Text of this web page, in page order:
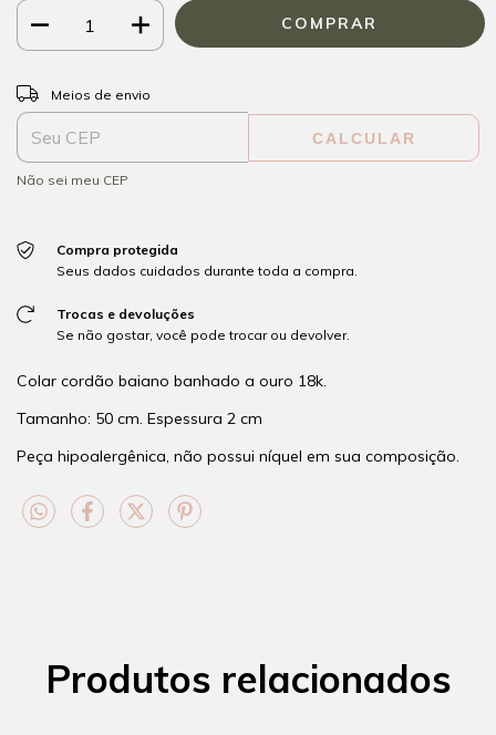
Entregas para o CEP:
Meios de envio
CALCULAR
Não sei meu CEP
Compra protegida
Seus dados cuidados durante toda a compra.
Trocas e devoluções
Se não gostar, você pode trocar ou devolver.
Colar cordão baiano banhado a ouro 18k.
Tamanho: 50 cm. Espessura 2 cm
Peça hipoalergênica, não possui níquel em sua composição.
Produtos relacionados